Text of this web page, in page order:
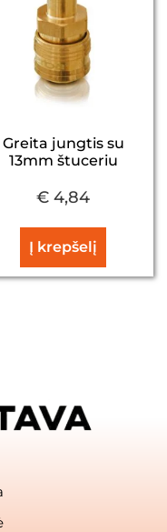
Greita jungtis su
13mm štuceriu
€ 4,84
Į krepšelį